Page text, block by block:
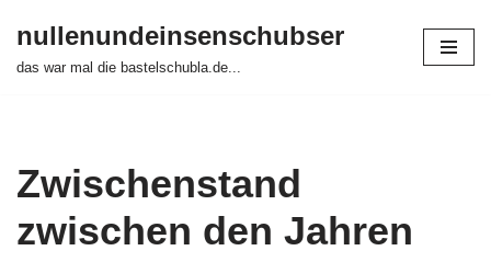
Zum
nullenundeinsenschubser
das war mal die bastelschubla.de...
Zwischenstand
zwischen den Jahren